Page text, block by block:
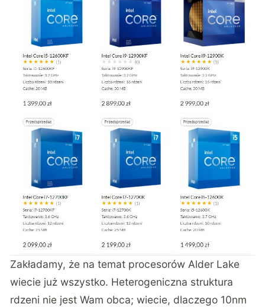
Zakładamy, że na temat procesorów Alder Lake
wiecie już wszystko. Heterogeniczna struktura
rdzeni nie jest Wam obca; wiecie, dlaczego 10nm